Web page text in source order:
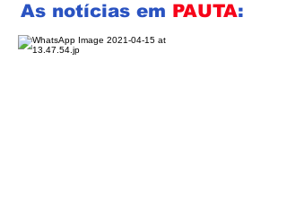
As notícias em PAUTA: